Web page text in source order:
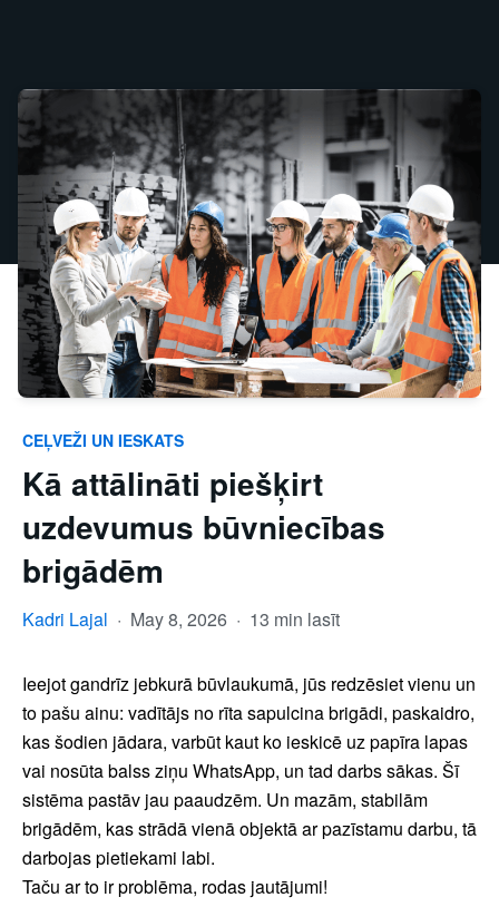
CEĻVEŽI UN IESKATS
Kā attālināti piešķirt
uzdevumus būvniecības
brigādēm
Kadri Lajal · May 8, 2026 · 13 min lasīt
Ieejot gandrīz jebkurā būvlaukumā, jūs redzēsiet vienu un
to pašu ainu: vadītājs no rīta sapulcina brigādi, paskaidro,
kas šodien jādara, varbūt kaut ko ieskicē uz papīra lapas
vai nosūta balss ziņu WhatsApp, un tad darbs sākas. Šī
sistēma pastāv jau paaudzēm. Un mazām, stabilām
brigādēm, kas strādā vienā objektā ar pazīstamu darbu, tā
darbojas pietiekami labi.
Taču ar to ir problēma, rodas jautājumi!